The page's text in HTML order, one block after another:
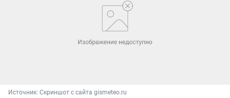
Источник: Скриншот с сайта gismeteo.ru